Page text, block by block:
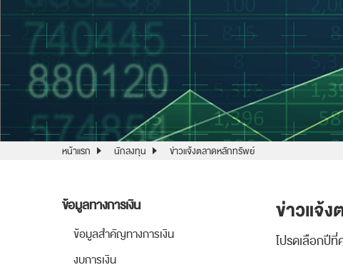
หน้าแรก นักลงทุน ข่าวแจ้งตลาดหลักทรัพย์
ข้อมูลทางการเงิน
ข้อมูลสำคัญทางการเงิน
งบการเงิน
ข่าวแจ้
โปรดเลือกปี